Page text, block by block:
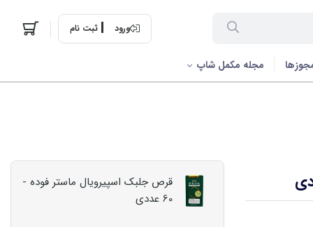
ورود ثبت نام
مجله مکمل شاپ
قرص جلبک اسپیرویال ماستر فوده -
60 عددی